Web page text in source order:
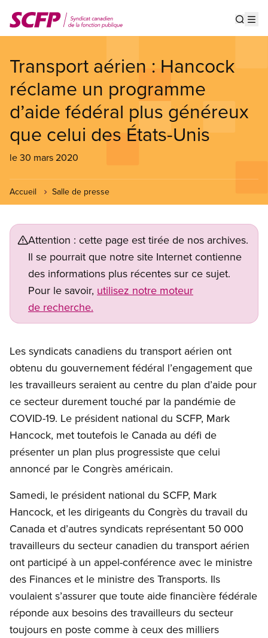
au
contenu
Transport aérien : Hancock
réclame un programme
d’aide fédéral plus généreux
que celui des États-Unis
le 30 mars 2020
Accueil Salle de presse
Attention : cette page est tirée de nos archives.
Il se pourrait que notre site Internet contienne
des informations plus récentes sur ce sujet.
Pour le savoir, utilisez notre moteur
de recherche.
Les syndicats canadiens du transport aérien ont
obtenu du gouvernement fédéral l’engagement que
les travailleurs seraient au centre du plan d’aide pour
ce secteur durement touché par la pandémie de
COVID-19. Le président national du SCFP, Mark
Hancock, met toutefois le Canada au défi de
présenter un plan plus progressiste que celui
annoncé par le Congrès américain.
Samedi, le président national du SCFP, Mark
Hancock, et les dirigeants du Congrès du travail du
Canada et d’autres syndicats représentant 50 000
travailleurs du secteur canadien du transport aérien
ont participé à un appel-conférence avec le ministre
des Finances et le ministre des Transports. Ils
voulaient s’assurer que toute aide financière fédérale
réponde aux besoins des travailleurs du secteur
toujours en poste comme à ceux des milliers